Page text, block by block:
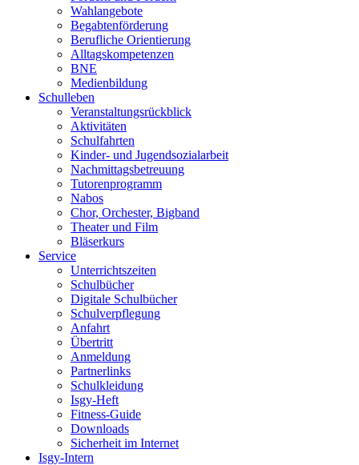
Wahlangebote
Begabtenförderung
Berufliche Orientierung
Alltagskompetenzen
BNE
Medienbildung
Schulleben
Veranstaltungsrückblick
Aktivitäten
Schulfahrten
Kinder- und Jugendsozialarbeit
Nachmittagsbetreuung
Tutorenprogramm
Nabos
Chor, Orchester, Bigband
Theater und Film
Bläserkurs
Service
Unterrichtszeiten
Schulbücher
Digitale Schulbücher
Schulverpflegung
Anfahrt
Übertritt
Anmeldung
Partnerlinks
Schulkleidung
Isgy-Heft
Fitness-Guide
Downloads
Sicherheit im Internet
Isgy-Intern